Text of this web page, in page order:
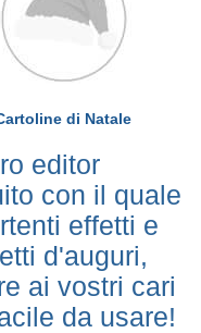
di Natale
editor
con il quale
effetti e
d'auguri,
ai vostri cari
da usare!